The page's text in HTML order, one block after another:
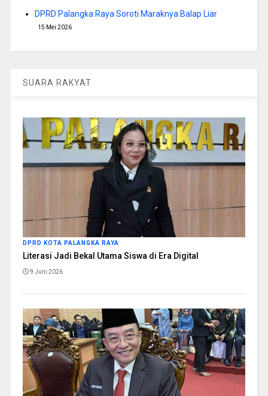
DPRD Palangka Raya Soroti Maraknya Balap Liar
15 Mei 2026
SUARA RAKYAT
DPRD KOTA PALANGKA RAYA
Literasi Jadi Bekal Utama Siswa di Era Digital
9 Juni 2026